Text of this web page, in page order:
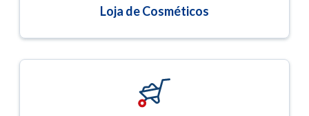
Loja de Cosméticos